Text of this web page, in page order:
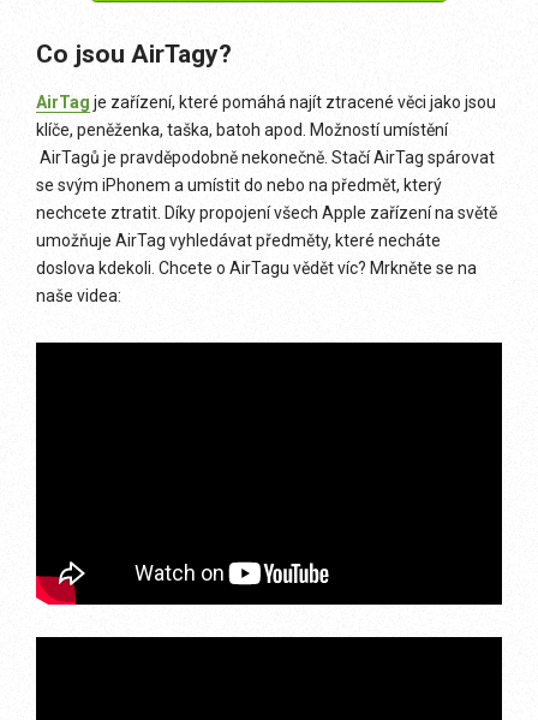
Co jsou AirTagy?
AirTag je zařízení, které pomáhá najít ztracené věci jako jsou
klíče, peněženka, taška, batoh apod. Možností umístění
AirTagů je pravděpodobně nekonečně. Stačí AirTag spárovat
se svým iPhonem a umístit do nebo na předmět, který
nechcete ztratit. Díky propojení všech Apple zařízení na světě
umožňuje AirTag vyhledávat předměty, které necháte
doslova kdekoli. Chcete o AirTagu vědět víc? Mrkněte se na
naše videa: